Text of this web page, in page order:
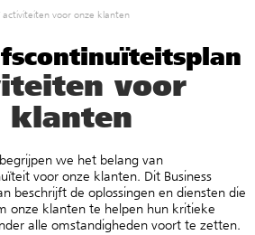
activiteiten voor onze klanten
voor
klanten
begrijpen we het belang van
voor onze klanten. Dit Business
beschrijft de oplossingen en diensten die
onze klanten te helpen hun kritieke
alle omstandigheden voort te zetten.